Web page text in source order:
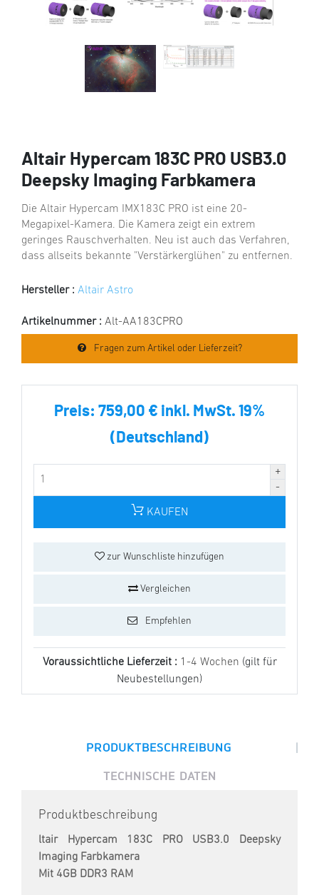
Altair Hypercam 183C PRO USB3.0
Deepsky Imaging Farbkamera
Die Altair Hypercam IMX183C PRO ist eine 20-
Megapixel-Kamera. Die Kamera zeigt ein extrem
geringes Rauschverhalten. Neu ist auch das Verfahren,
dass allseits bekannte "Verstärkerglühen" zu entfernen.
Hersteller : Altair Astro
Artikelnummer : Alt-AA183CPRO
Fragen zum Artikel oder Lieferzeit?
Preis: 759,00 € inkl. MwSt. 19%
(Deutschland)
KAUFEN
zur Wunschliste hinzufügen
Vergleichen
Empfehlen
Voraussichtliche Lieferzeit : 1-4 Wochen (gilt für
Neubestellungen)
PRODUKTBESCHREIBUNG |
TECHNISCHE DATEN
Produktbeschreibung
ltair Hypercam 183C PRO USB3.0 Deepsky
Imaging Farbkamera
Mit 4GB DDR3 RAM